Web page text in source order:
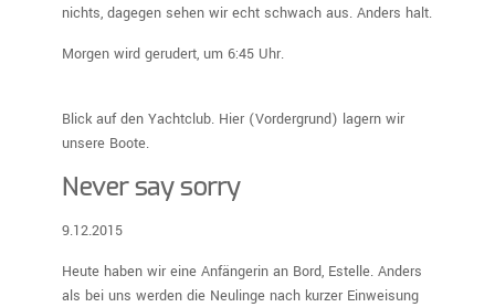
nichts, dagegen sehen wir echt schwach aus. Anders halt.
Morgen wird gerudert, um 6:45 Uhr.
Blick auf den Yachtclub. Hier (Vordergrund) lagern wir
unsere Boote.
Never say sorry
9.12.2015
Heute haben wir eine Anfängerin an Bord, Estelle. Anders
als bei uns werden die Neulinge nach kurzer Einweisung